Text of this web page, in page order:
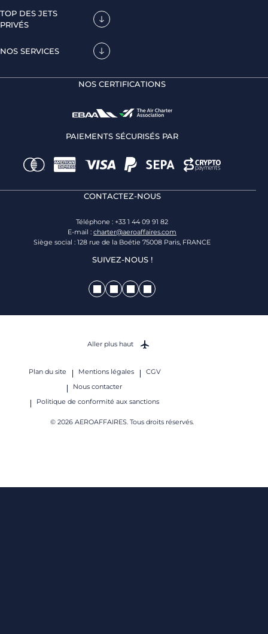
TOP DES JETS
PRIVÉS
NOS SERVICES
NOS CERTIFICATIONS
PAIEMENTS SÉCURISÉS PAR
CONTACTEZ-NOUS
Téléphone : +33 1 44 09 91 82
E-mail : charter@aeroaffaires.com
Siège social : 128 rue de la Boétie 75008 Paris, FRANCE
SUIVEZ-NOUS !
Plan du site Mentions légales
CGV
Nous contacter
Politique de conformité aux sanctions
© 2026 AEROAFFAIRES. Tous droits réservés.
Aller plus haut